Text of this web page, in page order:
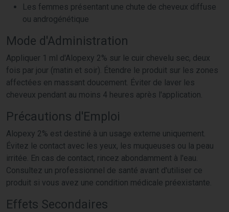
Les femmes présentant une chute de cheveux diffuse
ou androgénétique
Mode d'Administration
Appliquer 1 ml d'Alopexy 2% sur le cuir chevelu sec, deux
fois par jour (matin et soir). Étendre le produit sur les zones
affectées en massant doucement. Éviter de laver les
cheveux pendant au moins 4 heures après l'application.
Précautions d'Emploi
Alopexy 2% est destiné à un usage externe uniquement.
Évitez le contact avec les yeux, les muqueuses ou la peau
irritée. En cas de contact, rincez abondamment à l'eau.
Consultez un professionnel de santé avant d'utiliser ce
produit si vous avez une condition médicale préexistante.
Effets Secondaires